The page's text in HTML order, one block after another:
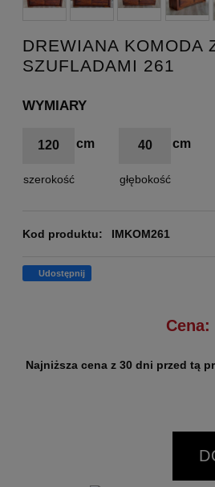
DREWIANA KOMODA
SZUFLADAMI 261
WYMIARY
120
szerokość
40
głębokość
Kod produktu: IMKOM261
Udostępnij
Cena:
Najniższa cena z 30 dni przed tą